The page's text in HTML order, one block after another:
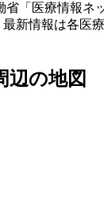
「医療情報ネ
新情報は各医
辺の地図